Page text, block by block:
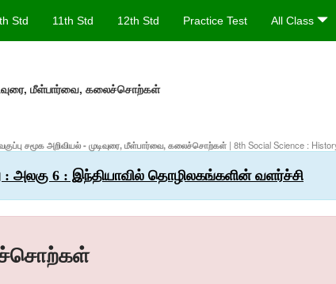
Std 11th Std 12th Std Practice Test All Class
மீள்பார்வை, கலைச்சொற்கள்
சமூக அறிவியல் - முடிவுரை, மீள்பார்வை, கலைச்சொற்கள் | 8th Social Science :
: அலகு 6 : இந்தியாவில் தொழிலகங்களின் வளர்ச்சி